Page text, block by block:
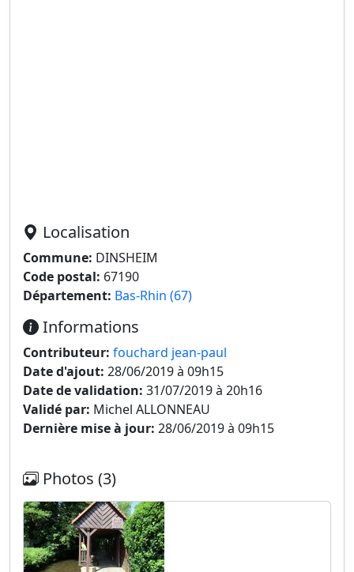
Localisation
Commune: DINSHEIM
Code postal: 67190
Département: Bas-Rhin (67)
Informations
Contributeur: fouchard jean-paul
Date d'ajout: 28/06/2019 à 09h15
Date de validation: 31/07/2019 à 20h16
Validé par: Michel ALLONNEAU
Dernière mise à jour: 28/06/2019 à 09h15
Photos (3)